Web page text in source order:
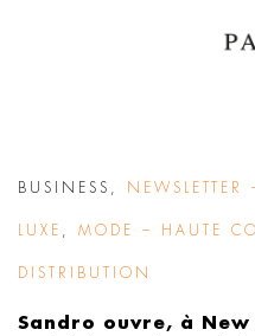
BUSINESS NEWSLETTER
LUXE MODE – HAUTE
DISTRIBUTION
Sandro ouvre, à